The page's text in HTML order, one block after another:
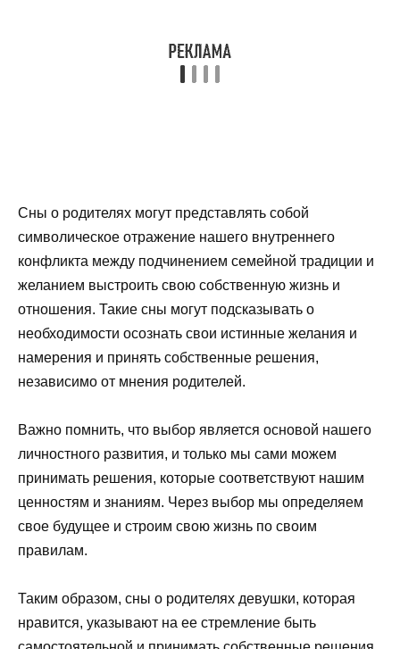
Сны о родителях могут представлять собой
символическое отражение нашего внутреннего
конфликта между подчинением семейной традиции и
желанием выстроить свою собственную жизнь и
отношения. Такие сны могут подсказывать о
необходимости осознать свои истинные желания и
намерения и принять собственные решения,
независимо от мнения родителей.
Важно помнить, что выбор является основой нашего
личностного развития, и только мы сами можем
принимать решения, которые соответствуют нашим
ценностям и знаниям. Через выбор мы определяем
свое будущее и строим свою жизнь по своим
правилам.
Таким образом, сны о родителях девушки, которая
нравится, указывают на ее стремление быть